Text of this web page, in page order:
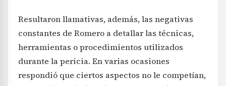
Resultaron llamativas, además, las negativas
constantes de Romero a detallar las técnicas,
herramientas o procedimientos utilizados
durante la pericia. En varias ocasiones
respondió que ciertos aspectos no le competían,